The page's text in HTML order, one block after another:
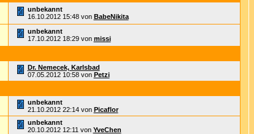
unbekannt
16.10.2012 15:48von BabeNikita
unbekannt
17.10.2012 18:29von missi
Dr. Nemecek, Karlsbad
07.05.2012 10:58von Petzi
unbekannt
21.10.2012 22:14von Picaflor
unbekannt
20.10.2012 12:11 von YveChen